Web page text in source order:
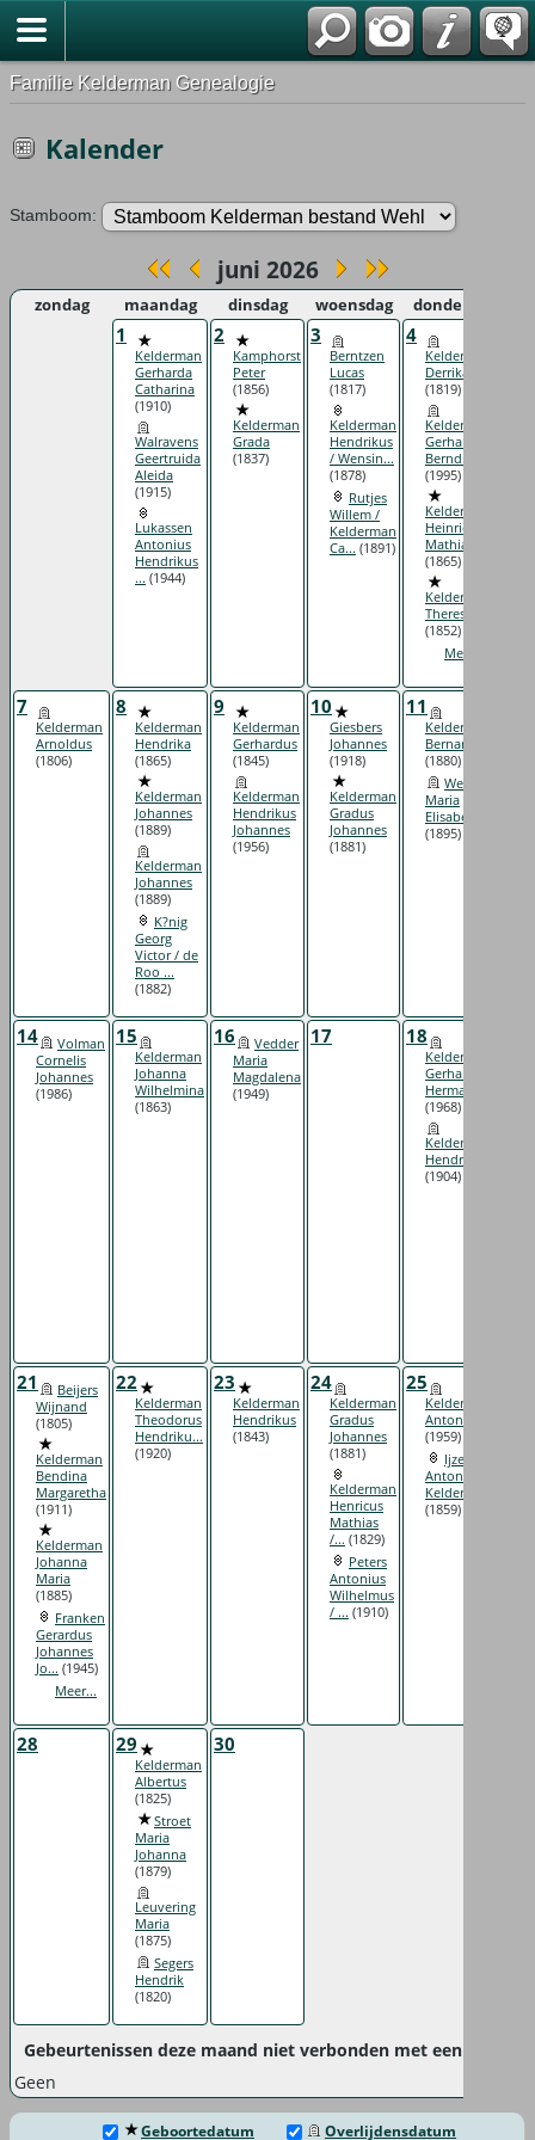
Familie Kelderman Genealogie
Kalender
Stamboom:
juni 2026
zondag maandag dinsdag woensdag donderdag
1
Kelderman
Gerharda
Catharina
(1910)
Walravens
Geertruida
Aleida
(1915)
Lukassen
Antonius
Hendrikus
... (1944)
2
Kamphorst
Peter
(1856)
Kelderman
Grada
(1837)
3
Berntzen
Lucas
(1817)
Kelderman
Hendrikus
/ Wensin...
(1878)
Rutjes
Willem /
Kelderman
Ca... (1891)
4
Kelderman
Derrika
(1819)
Kelderman
Gerharda
Berndina
(1995)
Kelderman
Heinrich
Mathias
(1865)
Kelderman
Theresia
(1852)
Meer...
7
Kelderman
Arnoldus
(1806)
8
Kelderman
Hendrika
(1865)
Kelderman
Johannes
(1889)
Kelderman
Johannes
(1889)
K?nig
Georg
Victor / de
Roo ...
(1882)
9
Kelderman
Gerhardus
(1845)
Kelderman
Hendrikus
Johannes
(1956)
10
Giesbers
Johannes
(1918)
Kelderman
Gradus
Johannes
(1881)
11
Kelderman
Bernardus
(1880)
Wensink
Maria
Elisabeth
(1895)
14
Volman
Cornelis
Johannes
(1986)
15
Kelderman
Johanna
Wilhelmina
(1863)
16
Vedder
Maria
Magdalena
(1949)
17 18
Kelderman
Gerhardus
Hermanus
(1968)
Kelderman
Hendrik
(1904)
21
Beijers
Wijnand
(1805)
Kelderman
Bendina
Margaretha
(1911)
Kelderman
Johanna
Maria
(1885)
Franken
Gerardus
Johannes
Jo... (1945)
Meer...
22
Kelderman
Theodorus
Hendriku...
(1920)
23
Kelderman
Hendrikus
(1843)
24
Kelderman
Gradus
Johannes
(1881)
Kelderman
Henricus
Mathias
/... (1829)
Peters
Antonius
Wilhelmus
/ ... (1910)
25
Kelderman
Antonius
(1959)
Ijzereef
Antonie /
Kelderman...
(1859)
28 29
Kelderman
Albertus
(1825)
Stroet
Maria
Johanna
(1879)
Leuvering
Maria
(1875)
Segers
Hendrik
(1820)
30
Gebeurtenissen deze maand niet verbonden met een
Geen
Geboortedatum Overlijdensdatum